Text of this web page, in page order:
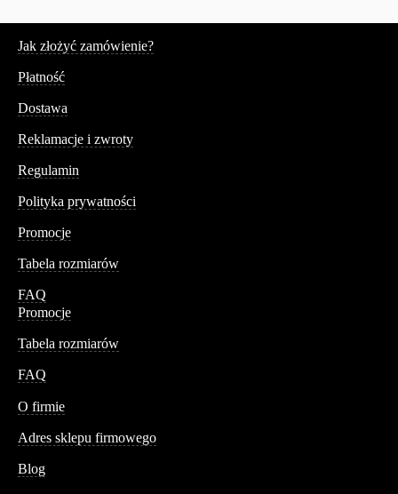
Jak złożyć zamówienie?
Płatność
Dostawa
Reklamacje i zwroty
Regulamin
Polityka prywatności
Promocje
Tabela rozmiarów
FAQ
Promocje
Tabela rozmiarów
FAQ
O firmie
Adres sklepu firmowego
Blog